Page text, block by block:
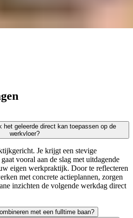
het geleerde direct kan toepassen op de
werkvloer?
Je krijgt een stevige
vooral aan de slag met uitdagende
eigen werkpraktijk. Door te reflecteren
met concrete actieplannen, zorgen
inzichten de volgende werkdag direct
met een fulltime baan?